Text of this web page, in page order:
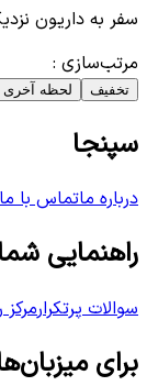
سفر به داریون
مرتب‌سازی :
تخفیف لحظه آخری
سپنجا
درباره ماتماس با ما
راهنمایی
سوالات پرتکرارمرکز
برای